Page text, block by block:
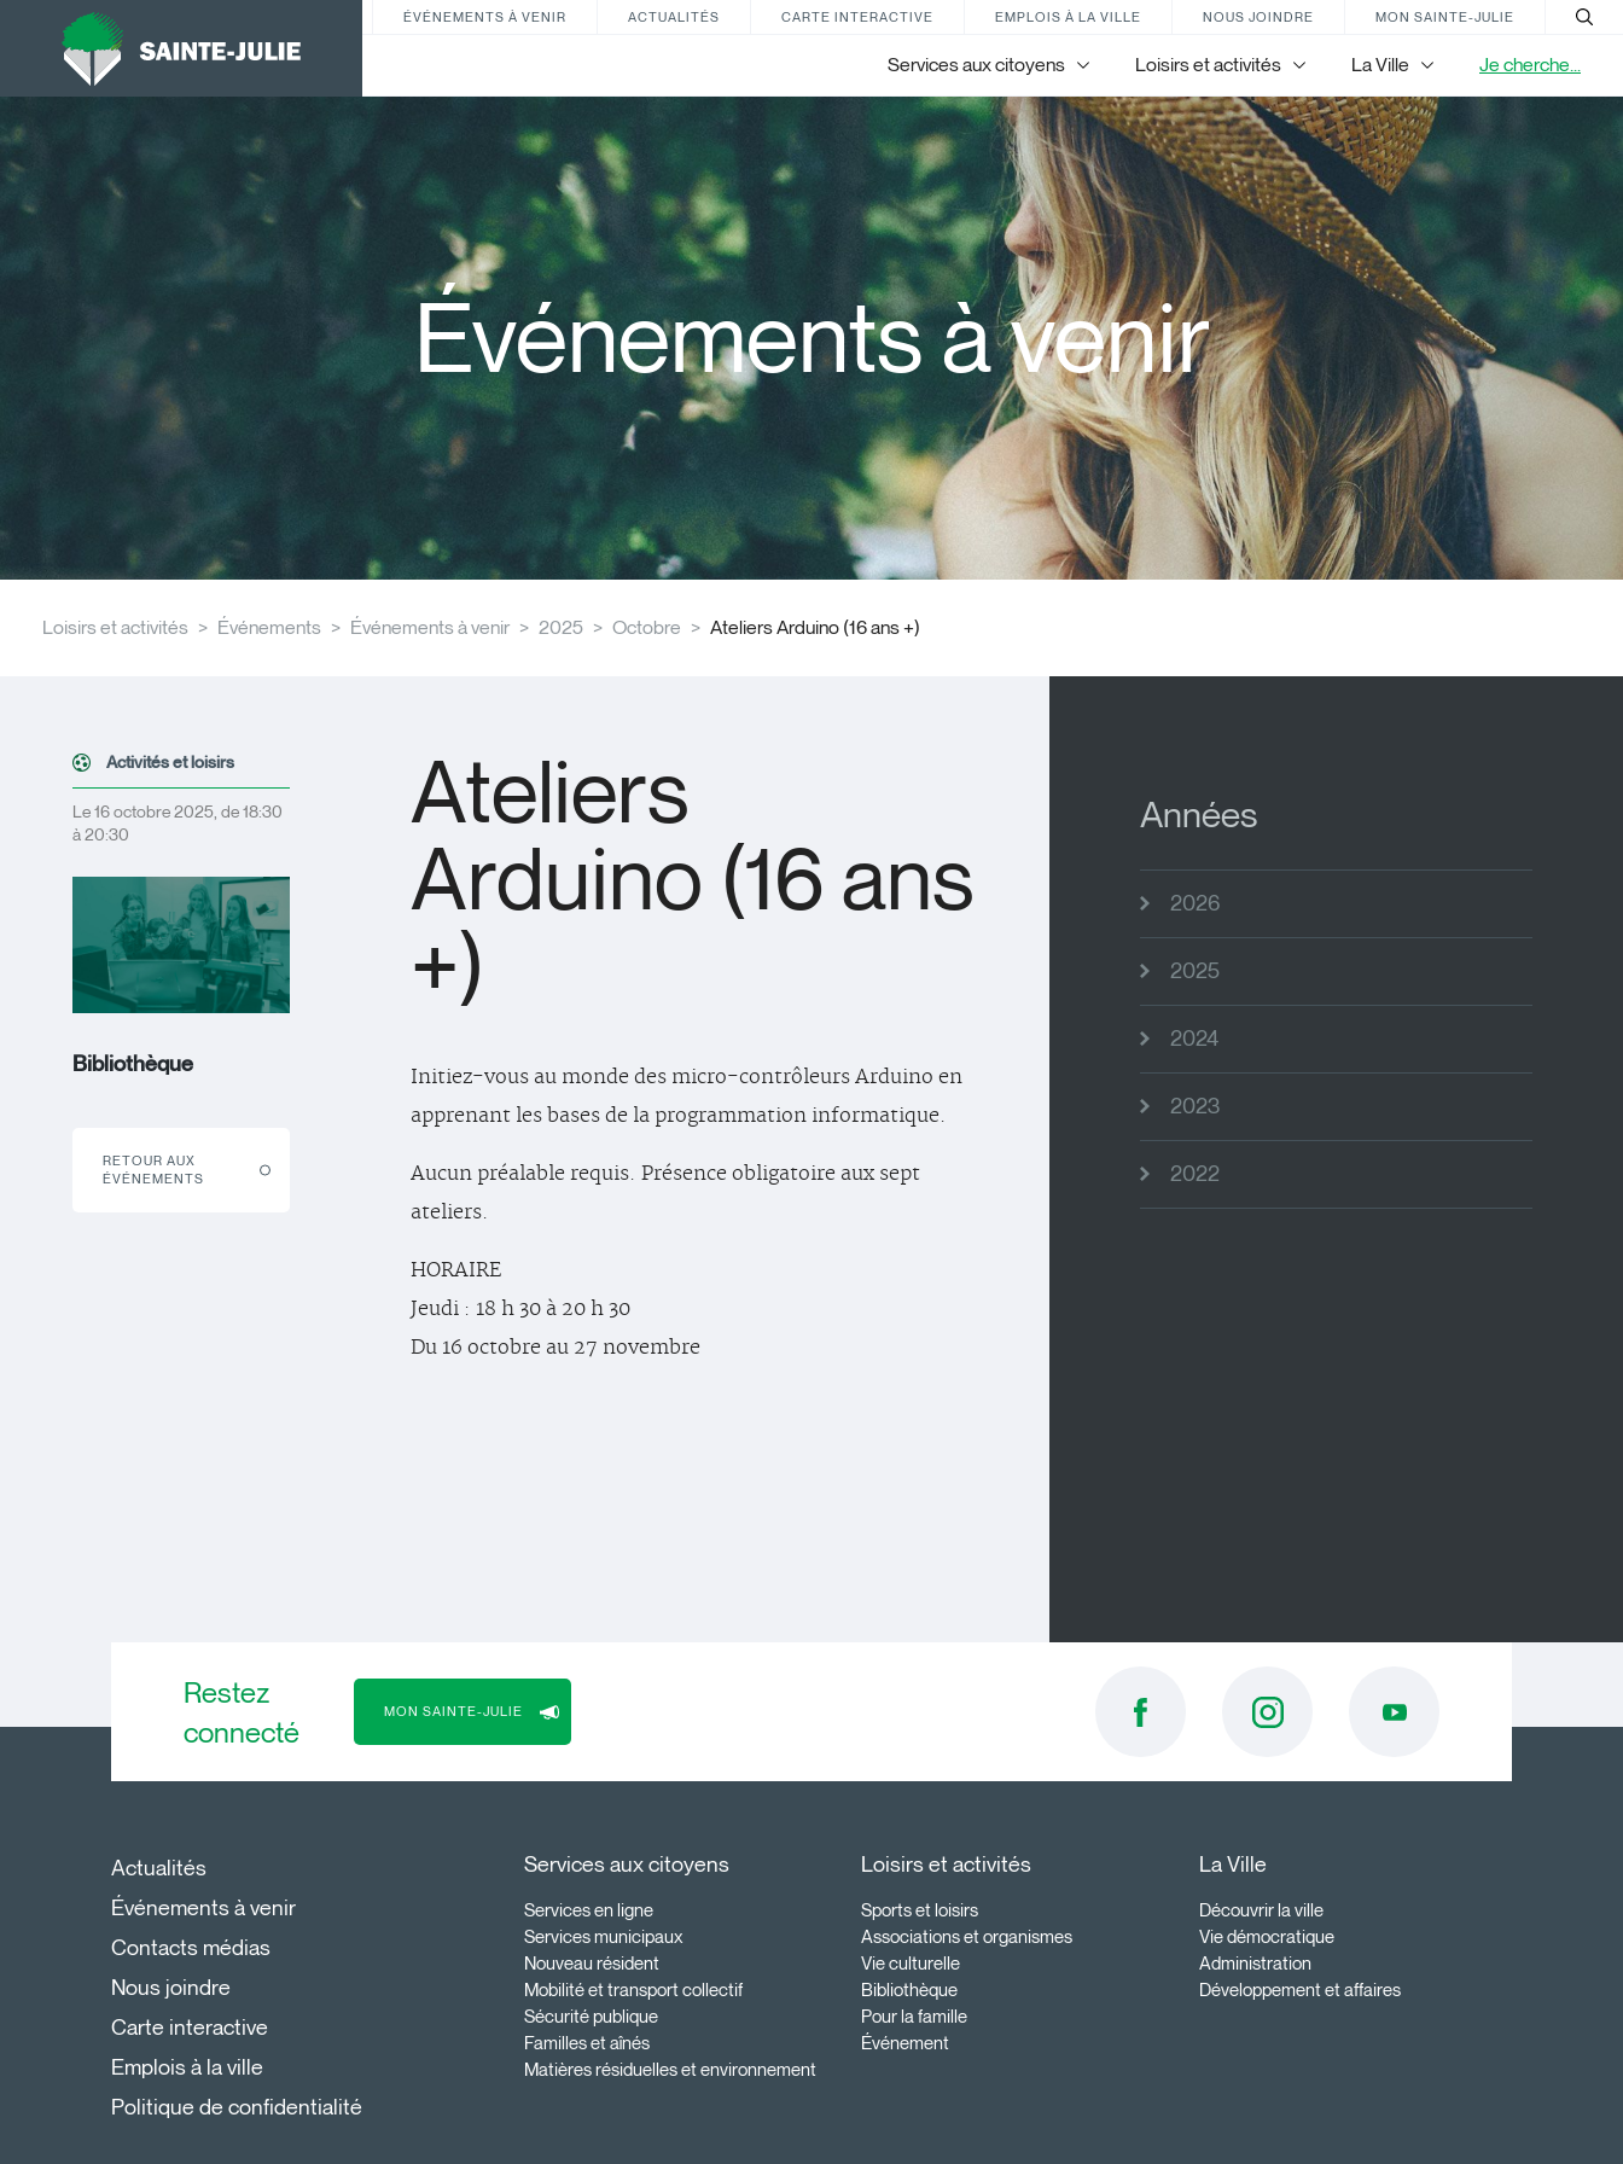
ÉVÉNEMENTS À VENIR ACTUALITÉS CARTE INTERACTIVE EMPLOIS À LA VILLE NOUS JOINDRE MON SAINTE-JULIE
Services aux citoyens Loisirs et activités La Ville Je cherche...
Événements à venir
Loisirs et activités Événements Événements à venir 2025 Octobre Ateliers Arduino (16 ans +)
Activités et loisirs
Le 16 octobre 2025, de 18:30
à 20:30
Bibliothèque
RETOUR AUX
ÉVÉNEMENTS
Ateliers
Arduino (16 ans
+)
Initiez-vous au monde des micro-contrôleurs Arduino en
apprenant les bases de la programmation informatique.
Aucun préalable requis. Présence obligatoire aux sept
ateliers.
HORAIRE
Jeudi : 18 h 30 à 20 h 30
Du 16 octobre au 27 novembre
Années
2026
2025
2024
2023
2022
Restez
connecté
MON SAINTE-JULIE
Actualités
Événements à venir
Contacts médias
Nous joindre
Carte interactive
Emplois à la ville
Politique de confidentialité
Services aux citoyens
Services en ligne
Services municipaux
Nouveau résident
Mobilité et transport collectif
Sécurité publique
Familles et aînés
Matières résiduelles et environnement
Loisirs et activités
Sports et loisirs
Associations et organismes
Vie culturelle
Bibliothèque
Pour la famille
Événement
La Ville
Découvrir la ville
Vie démocratique
Administration
Développement et affaires